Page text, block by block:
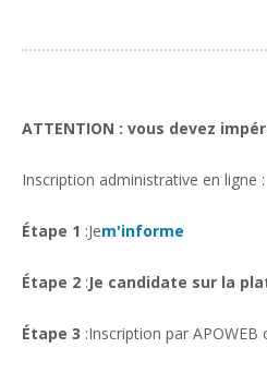
ATTENTION : vous devez
Inscription administrative en ligne :
Étape 1 :Jem'informe
Étape 2 :Je candidate sur la
Étape 3 :Inscription par